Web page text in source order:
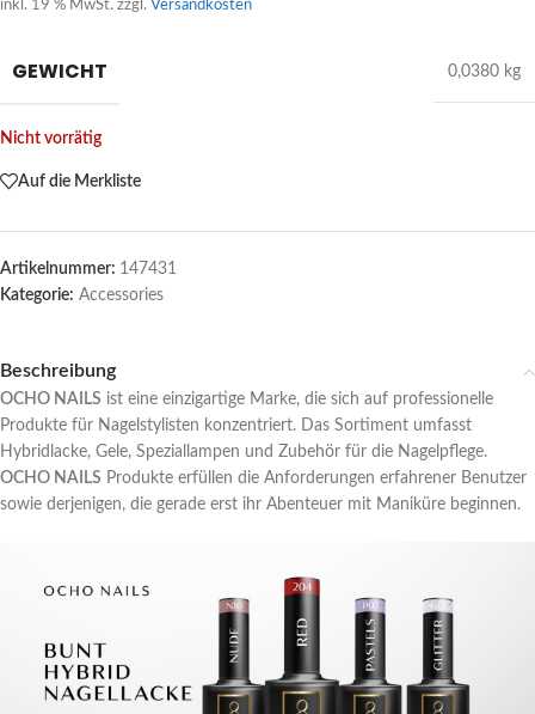
inkl. 19 % MwSt. zzgl. Versandkosten
GEWICHT 0,0380 kg
Nicht vorrätig
Auf die Merkliste
Artikelnummer: 147431
Kategorie: Accessories
Beschreibung
OCHO NAILS ist eine einzigartige Marke, die sich auf professionelle
Produkte für Nagelstylisten konzentriert. Das Sortiment umfasst
Hybridlacke, Gele, Speziallampen und Zubehör für die Nagelpflege.
OCHO NAILS Produkte erfüllen die Anforderungen erfahrener Benutzer
sowie derjenigen, die gerade erst ihr Abenteuer mit Maniküre beginnen.